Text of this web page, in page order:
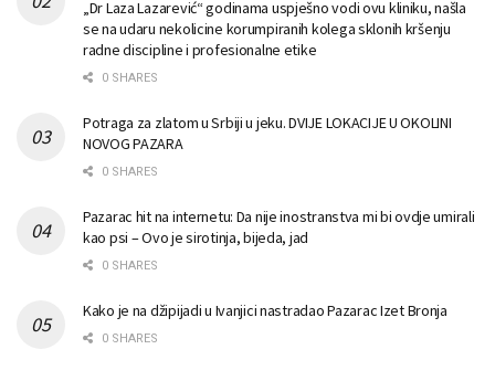
„Dr Laza Lazarević“ godinama uspješno vodi ovu kliniku, našla
se na udaru nekolicine korumpiranih kolega sklonih kršenju
radne discipline i profesionalne etike
0 SHARES
Potraga za zlatom u Srbiji u jeku. DVIJE LOKACIJE U OKOLINI
NOVOG PAZARA
0 SHARES
Pazarac hit na internetu: Da nije inostranstva mi bi ovdje umirali
kao psi – Ovo je sirotinja, bijeda, jad
0 SHARES
Kako je na džipijadi u Ivanjici nastradao Pazarac Izet Bronja
0 SHARES